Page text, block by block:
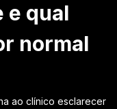
e qual
normal
ao clínico esclarecer